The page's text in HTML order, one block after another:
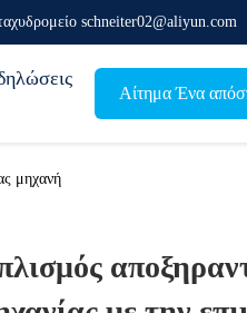
schneiter02@aliyun.com
Αίτημα Ένα
μηχανή